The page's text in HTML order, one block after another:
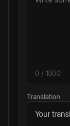
0 / 1500
Translation
Your